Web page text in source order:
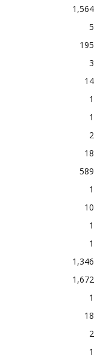
1,564
5
195
3
14
1
1
2
18
589
1
10
1
1
1,346
1,672
1
18
2
1